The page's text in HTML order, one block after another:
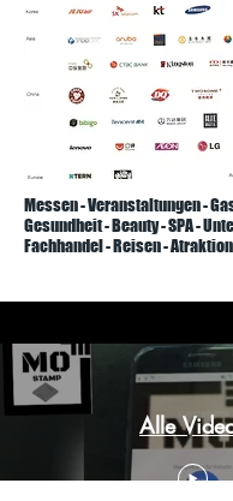
Messen - Veranstaltungen -
Gesundheit - Beauty - SPA -
Fachhandel - Reisen -
Alle